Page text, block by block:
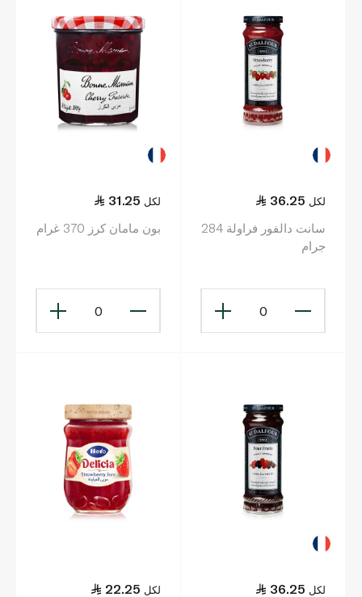
36.25 لكل
سانت دالفور فراولة 284
جرام
0
31.25 لكل
بون مامان كرز 370 غرام
0
36.25 لكل 22.25 لكل